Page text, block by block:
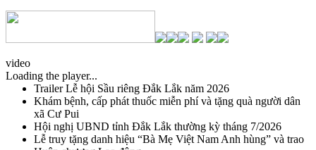
video
Loading the player...
Trailer Lễ hội Sầu riêng Đắk Lắk năm 2026
Khám bệnh, cấp phát thuốc miễn phí và tặng quà người dân
xã Cư Pui
Hội nghị UBND tỉnh Đắk Lắk thường kỳ tháng 7/2026
Lễ truy tặng danh hiệu “Bà Mẹ Việt Nam Anh hùng” và trao